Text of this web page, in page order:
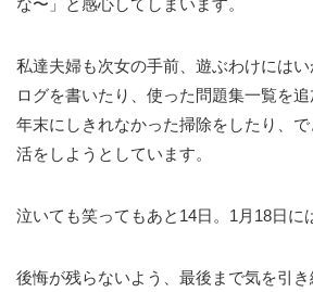
私達夫婦も次女の手前、遊ぶわけには
ログを書いたり、使った問題集一覧を
年末にしきれなかった掃除をしたり、
活をしようとしています。
泣いても笑ってもあと14日。1月18日に
後悔が残らないよう、最後まで気を引